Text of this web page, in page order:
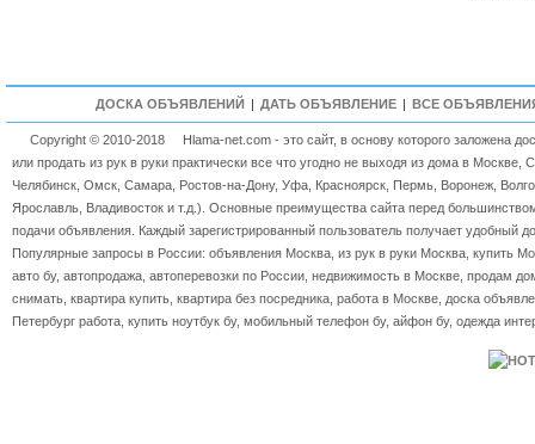
ДОСКА ОБЪЯВЛЕНИЙ | ДАТЬ ОБЪЯВЛЕНИЕ | ВСЕ
Copyright © 2010-2018
Hlama-net.com - это сайт, в основу которого заложена
или продать из рук в руки практически все что угодно не выходя из дома в
Челябинск, Омск, Самара, Ростов-на-Дону, Уфа, Красноярск, Пермь, Воронеж,
Ярославль, Владивосток и т.д.). Основные преимущества сайта перед
подачи объявления. Каждый зарегистрированный пользователь получает удобный
Популярные запросы в России: объявления Москва, из рук в руки Москва, купить
авто бу, автопродажа, автоперевозки по России, недвижимость в Москве, продам
снимать, квартира купить, квартира без посредника, работа в Москве, доска
Петербург работа, купить ноутбук бу, мобильный телефон бу, айфон бу, одежда